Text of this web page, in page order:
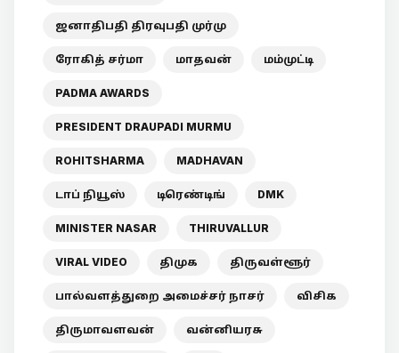
ஜனாதிபதி திரவுபதி முர்மு
ரோகித் சர்மா மாதவன் மம்முட்டி
PADMA AWARDS
PRESIDENT DRAUPADI MURMU
ROHITSHARMA MADHAVAN
டாப் நியூஸ் டிரெண்டிங் DMK
MINISTER NASAR THIRUVALLUR
VIRAL VIDEO திமுக திருவள்ளூர்
பால்வளத்துறை அமைச்சர் நாசர் விசிக
திருமாவளவன் வன்னியரசு